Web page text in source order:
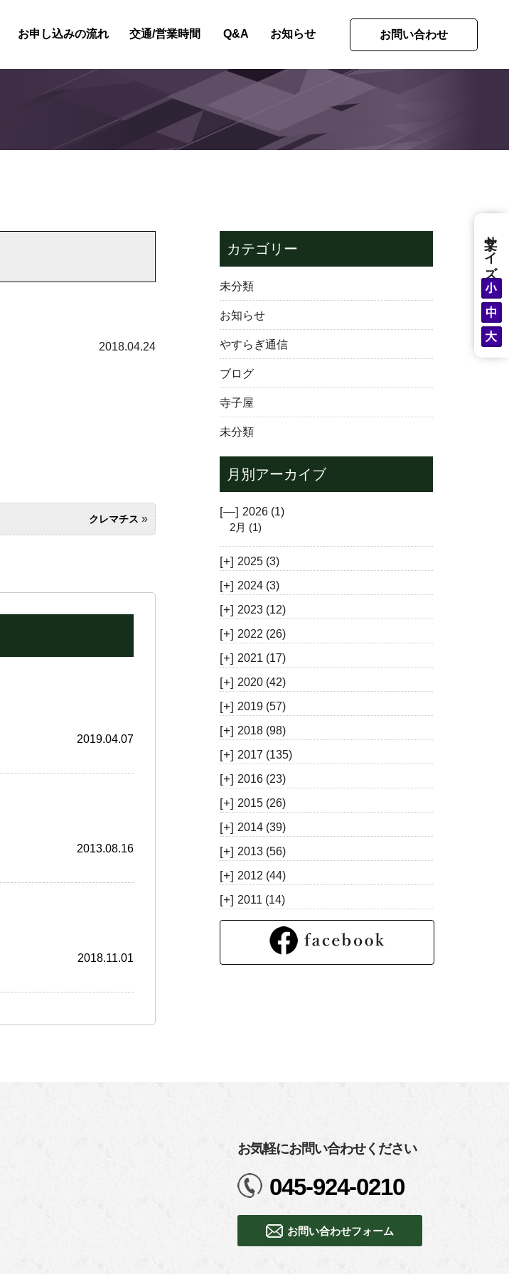
お申し込みの流れ 交通/営業時間 Q&A お知らせ お問い合わせ
文字サイズ
2018.04.24
クレマチス »
2019.04.07
2013.08.16
2018.11.01
カテゴリー
未分類
お知らせ
やすらぎ通信
ブログ
寺子屋
未分類
月別アーカイブ
[—] 2026 (1)
2月 (1)
[+] 2025 (3)
[+] 2024 (3)
[+] 2023 (12)
[+] 2022 (26)
[+] 2021 (17)
[+] 2020 (42)
[+] 2019 (57)
[+] 2018 (98)
[+] 2017 (135)
[+] 2016 (23)
[+] 2015 (26)
[+] 2014 (39)
[+] 2013 (56)
[+] 2012 (44)
[+] 2011 (14)
お気軽にお問い合わせください
045-924-0210
お問い合わせフォーム